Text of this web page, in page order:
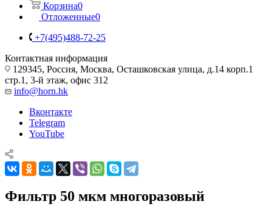
Корзина0
Отложенные0
+7(495)488-72-25
Контактная информация
129345, Россия, Москва, Осташковская улица, д.14 корп.1
стр.1, 3-й этаж, офис 312
info@horn.hk
Вконтакте
Telegram
YouTube
Фильтр 50 мкм многоразовый